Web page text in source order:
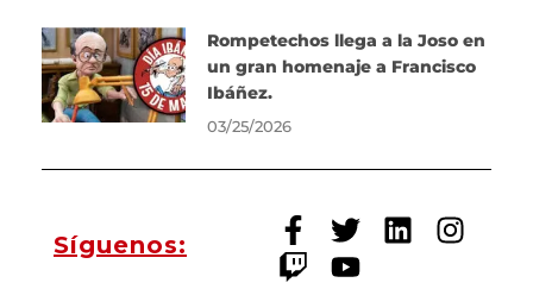
Rompetechos llega a la Joso en
un gran homenaje a Francisco
Ibáñez.
03/25/2026
Síguenos: